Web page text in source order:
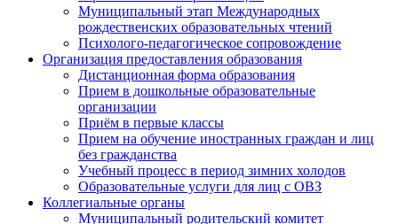
Муниципальный этап Международных
рождественских образовательных чтений
Психолого-педагогическое сопровождение
Организация предоставления образования
Дистанционная форма образования
Прием в дошкольные образовательные
организации
Приём в первые классы
Прием на обучение иностранных граждан и лиц
без гражданства
Учебный процесс в период зимних холодов
Образовательные услуги для лиц с ОВЗ
Коллегиальные органы
Муниципальный родительский комитет